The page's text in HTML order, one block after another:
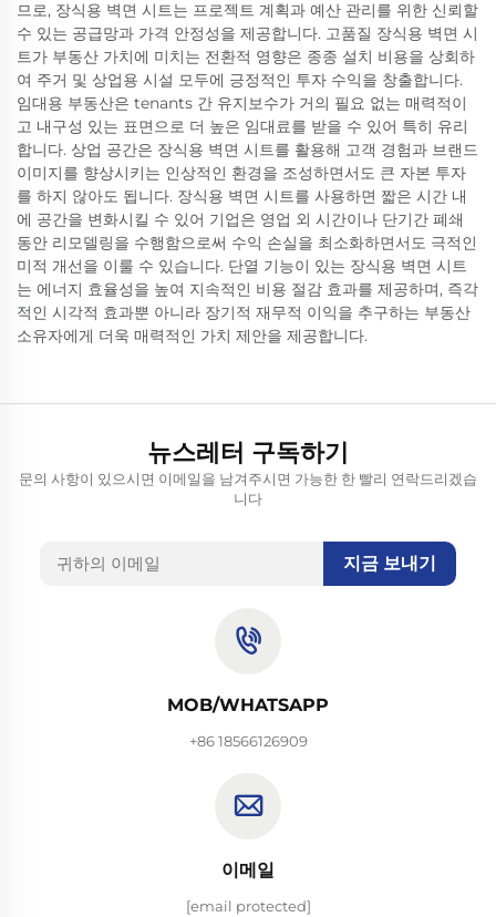
므로, 장식용 벽면 시트는 프로젝트 계획과 예산 관리를 위한 신뢰할
수 있는 공급망과 가격 안정성을 제공합니다. 고품질 장식용 벽면 시
트가 부동산 가치에 미치는 전환적 영향은 종종 설치 비용을 상회하
여 주거 및 상업용 시설 모두에 긍정적인 투자 수익을 창출합니다.
임대용 부동산은 tenants 간 유지보수가 거의 필요 없는 매력적이
고 내구성 있는 표면으로 더 높은 임대료를 받을 수 있어 특히 유리
합니다. 상업 공간은 장식용 벽면 시트를 활용해 고객 경험과 브랜드
이미지를 향상시키는 인상적인 환경을 조성하면서도 큰 자본 투자
를 하지 않아도 됩니다. 장식용 벽면 시트를 사용하면 짧은 시간 내
에 공간을 변화시킬 수 있어 기업은 영업 외 시간이나 단기간 폐쇄
동안 리모델링을 수행함으로써 수익 손실을 최소화하면서도 극적인
미적 개선을 이룰 수 있습니다. 단열 기능이 있는 장식용 벽면 시트
는 에너지 효율성을 높여 지속적인 비용 절감 효과를 제공하며, 즉각
적인 시각적 효과뿐 아니라 장기적 재무적 이익을 추구하는 부동산
소유자에게 더욱 매력적인 가치 제안을 제공합니다.
뉴스레터 구독하기
문의 사항이 있으시면 이메일을 남겨주시면 가능한 한 빨리 연락드리겠습
니다
지금 보내기
MOB/WHATSAPP
+86 18566126909
이메일
[email protected]